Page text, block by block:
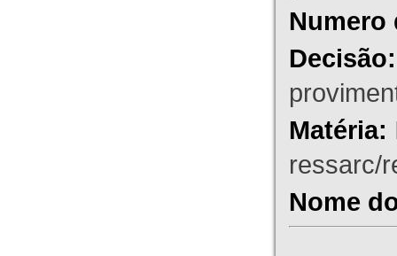
Numero
Decisão:
Matéria:
ressarc/
Nome